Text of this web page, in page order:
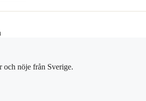
och nöje från Sverige.